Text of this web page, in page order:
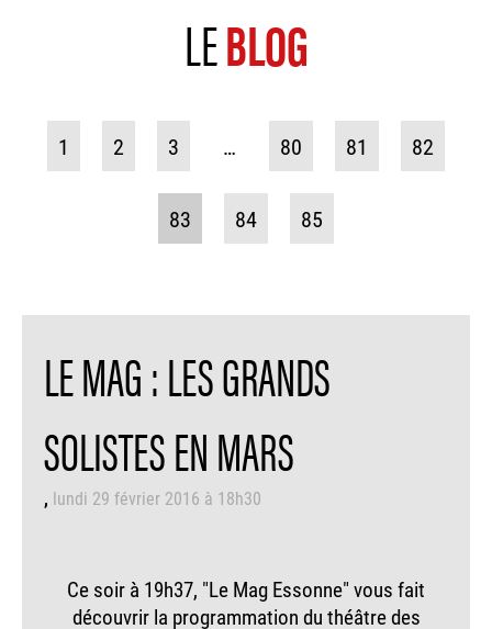
LEBLOG
1 2 3 … 80 81 82
83 84 85
LE MAG : LES GRANDS
SOLISTES EN MARS
lundi 29 février 2016 à 18h30
Ce soir à 19h37, "Le Mag Essonne" vous fait
découvrir la programmation du théâtre des